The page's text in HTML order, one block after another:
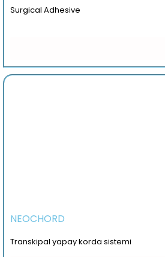
Surgical Adhesive
NEOCHORD
Transkipal yapay korda sistemi